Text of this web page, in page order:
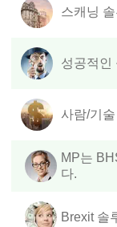
스캐닝
성공적인
사람/기
MP는
다.
Brexit 솔